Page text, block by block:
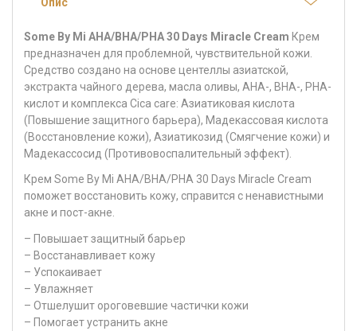
Some By Mi AHA/BHA/PHA 30 Days Miracle Cream Крем
предназначен для проблемной, чувствительной кожи.
Средство создано на основе центеллы азиатской,
экстракта чайного дерева, масла оливы, AHA-, BHA-, PHA-
кислот и комплекса Cica care: Азиатиковая кислота
(Повышение защитного барьера), Мадекассовая кислота
(Восстановление кожи), Азиатикозид (Смягчение кожи) и
Мадекассосид (Противовоспалительный эффект).
Крем Some By Mi AHA/BHA/PHA 30 Days Miracle Cream
поможет восстановить кожу, справится с ненавистными
акне и пост-акне.
– Повышает защитный барьер
– Восстанавливает кожу
– Успокаивает
– Увлажняет
– Отшелушит ороговевшие частички кожи
– Помогает устранить акне